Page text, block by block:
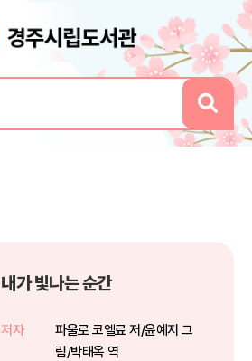
내가 빛나는 순간
저자
파울로 코엘료 저/윤예지 그
림/박태옥 역